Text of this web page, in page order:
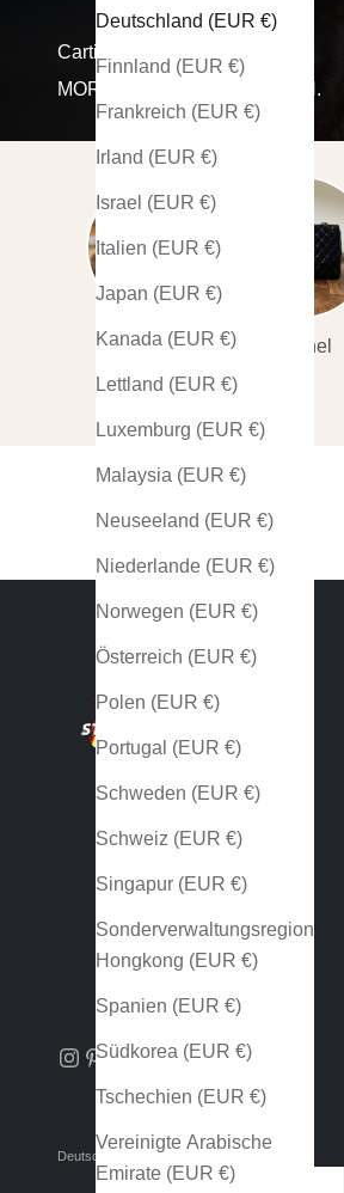
Deutschland (EUR €)
Finnland (EUR €)
Frankreich (EUR €)
Irland (EUR €)
Israel (EUR €)
Italien (EUR €)
Japan (EUR €)
Kanada (EUR €)
Lettland (EUR €)
Luxemburg (EUR €)
Malaysia (EUR €)
Neuseeland (EUR €)
Niederlande (EUR €)
Norwegen (EUR €)
Österreich (EUR €)
Polen (EUR €)
Portugal (EUR €)
Schweden (EUR €)
Schweiz (EUR €)
Singapur (EUR €)
Sonderverwaltungsregion
Hongkong (EUR €)
Spanien (EUR €)
Südkorea (EUR €)
Tschechien (EUR €)
Vereinigte Arabische
Emirate (EUR €)
Cartier
MORE THAN JUST FASHION.
Louis Vuitton Chanel
Deutschland (EUR €)
Land
Sprache